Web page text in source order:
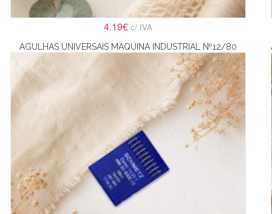
4.19€ c/ IVA
AGULHAS UNIVERSAIS MÁQUINA INDUSTRIAL Nº12/80